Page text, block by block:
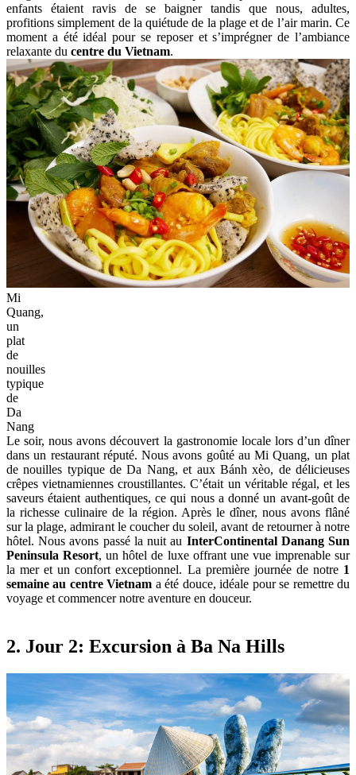
enfants étaient ravis de se baigner tandis que nous, adultes,
profitions simplement de la quiétude de la plage et de l’air marin. Ce
moment a été idéal pour se reposer et s’imprégner de l’ambiance
relaxante du centre du Vietnam.
Mi
Quang,
un
plat
de
nouilles
typique
de
Da
Nang
Le soir, nous avons découvert la gastronomie locale lors d’un dîner
dans un restaurant réputé. Nous avons goûté au Mi Quang, un plat
de nouilles typique de Da Nang, et aux Bánh xèo, de délicieuses
crêpes vietnamiennes croustillantes. C’était un véritable régal, et les
saveurs étaient authentiques, ce qui nous a donné un avant-goût de
la richesse culinaire de la région. Après le dîner, nous avons flâné
sur la plage, admirant le coucher du soleil, avant de retourner à notre
hôtel. Nous avons passé la nuit au InterContinental Danang Sun
Peninsula Resort, un hôtel de luxe offrant une vue imprenable sur
la mer et un confort exceptionnel. La première journée de notre 1
semaine au centre Vietnam a été douce, idéale pour se remettre du
voyage et commencer notre aventure en douceur.
2. Jour 2: Excursion à Ba Na Hills